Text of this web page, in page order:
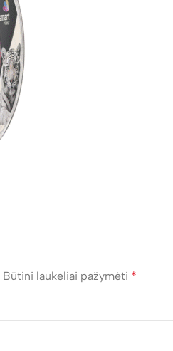
Būtini laukeliai pažymėti *